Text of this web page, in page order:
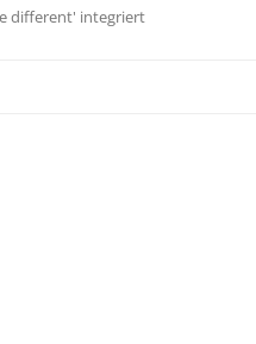
different' integriert